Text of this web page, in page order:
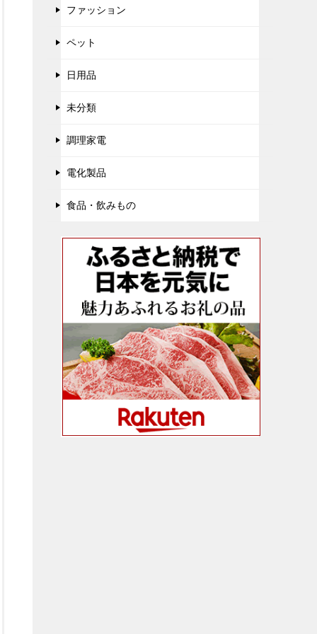
ファッション
ペット
日用品
未分類
調理家電
電化製品
食品・飲みもの